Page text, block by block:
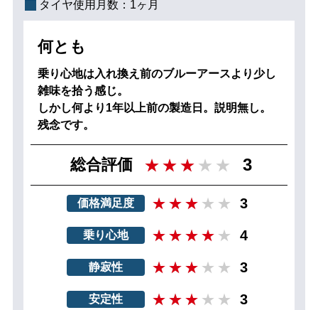
タイヤ使用月数： 1ヶ月
何とも
乗り心地は入れ換え前のブルーアースより少し
雑味を拾う感じ。
しかし何より1年以上前の製造日。説明無し。
残念です。
総合評価 3
価格満足度 3
乗り心地 4
静寂性 3
安定性 3